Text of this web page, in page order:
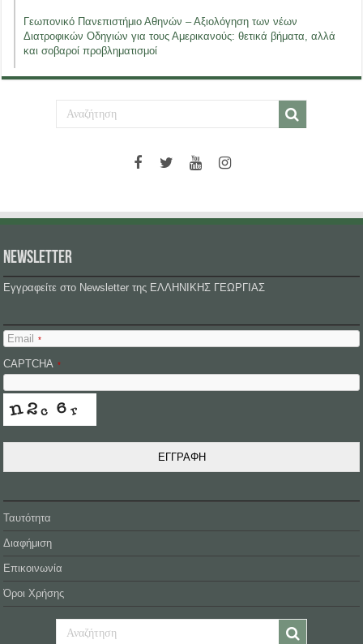
Γεωπονικό Πανεπιστήμιο Αθηνών – Αξιολόγηση των νέων
Διατροφικών Οδηγιών για τους Αμερικανούς: θετικά βήματα, αλλά
και σοβαροί προβληματισμοί
NEWSLETTER
Εγγραφείτε στο Newsletter της ΕΛΛΗΝΙΚΗΣ ΓΕΩΡΓΙΑΣ
Email *
CAPTCHA *
ΕΓΓΡΑΦΗ
Ταυτότητα
Διαφήμιση
Επικοινωνία
Όροι Χρήσης